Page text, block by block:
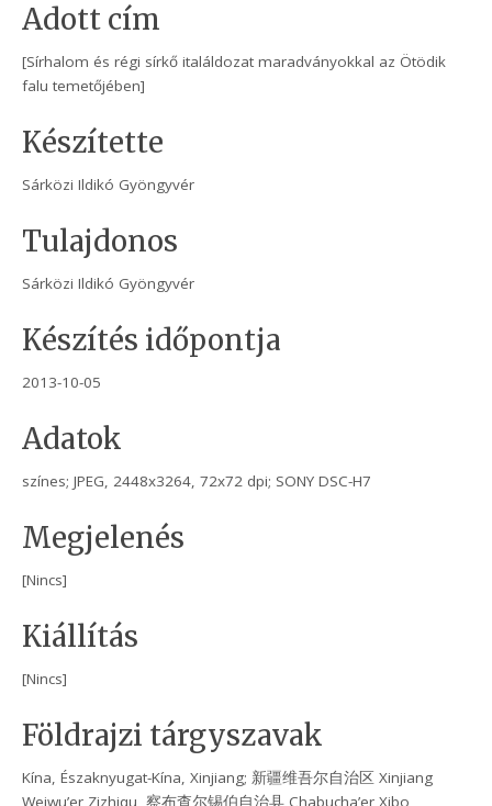
Adott cím
[Sírhalom és régi sírkő italáldozat maradványokkal az Ötödik
falu temetőjében]
Készítette
Sárközi Ildikó Gyöngyvér
Tulajdonos
Sárközi Ildikó Gyöngyvér
Készítés időpontja
2013-10-05
Adatok
színes; JPEG, 2448x3264, 72x72 dpi; SONY DSC-H7
Megjelenés
[Nincs]
Kiállítás
[Nincs]
Földrajzi tárgyszavak
Kína, Északnyugat-Kína, Xinjiang; 新疆维吾尔自治区 Xinjiang
Weiwu’er Zizhiqu, 察布查尔锡伯自治县 Chabucha’er Xibo